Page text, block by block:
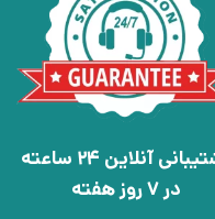
پشتیبانی آنلاین 24 ساعته
در 7 روز هفته